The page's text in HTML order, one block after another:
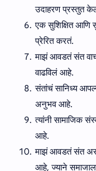
उदाहरण प्रस्तुत
एक सुशिक्षित आणि
प्रेरित करतं.
माझं आवडतं संत
वाढविलं आहे.
संतांचं सानिध्य
अनुभव आहे.
त्यांनी सामाजिक
आहे.
माझं आवडतं संत
आहे, ज्याने